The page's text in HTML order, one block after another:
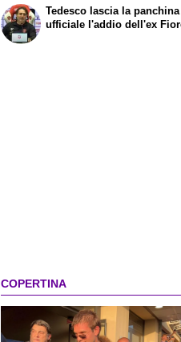
Tedesco lascia la
ufficiale l'addio dell'ex
COPERTINA